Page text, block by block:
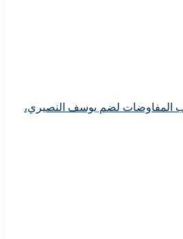
المفاوضات لضم يوسف النصيري،